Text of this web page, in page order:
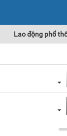
Lao động phổ